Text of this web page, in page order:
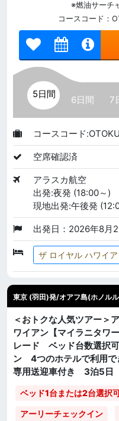
※燃油サーチ
コースコード：
5日間
6日間 7
コースコード
空席確認済
アラスカ航空
出発:夜発 (18:00～)
現地出発:午後発
出発日：2026年8月
ザ ロイヤル ハワイ
東京 (羽田)発/オアフ島(ホノル
＜おトクな人気ツアー＞
ワイアン【マイラニタワ
レード ベッド台数選択
ン 4つのホテルで利用で
専用送迎車付き 3泊5日
ベッド1台または2台選択
アーリーチェックイン